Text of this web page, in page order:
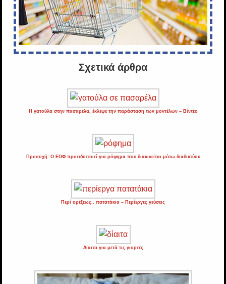
Σχετικά άρθρα
Η γατούλα στην πασαρέλα, έκλεψε την παράσταση των μοντέλων – Βίντεο
Προσοχή: Ο ΕΟΦ προειδοποιεί για ρόφημα που διακινείται μέσω διαδικτύου
Περί ορέξεως.. πατατάκια – Περίεργες γεύσεις
Δίαιτα για μετά τις γιορτές